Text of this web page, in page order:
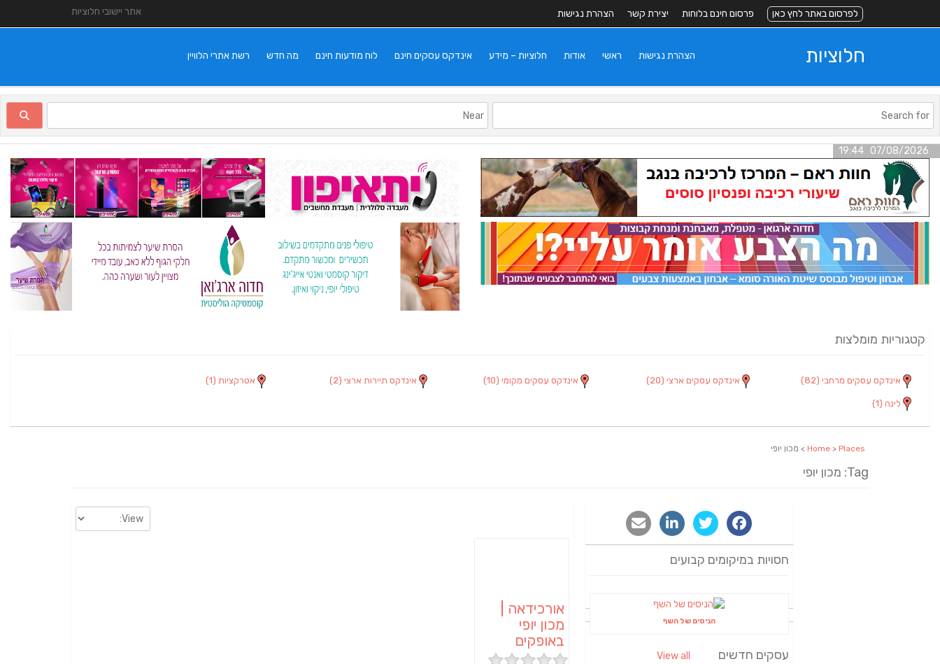
אתר יישובי חלוציות לפרסום באתר לחץ כאן פרסום חינם בלוחות יצירת קשר הצהרת נגישות
חלוציות רשת אתרי הלוויין מה חדש לוח מודעות חינם אינדקס עסקים חינם חלוציות – מידע אודות ראשי הצהרת נגישות
07/08/2026 19:44
קטגוריות מומלצות
אינדקס עסקים מרחבי (82) אינדקס עסקים ארצי (20) אינדקס עסקים מקומי (10) אינדקס תיירות ארצי (2) אטרקציות (1)
לינה (1)
Home > Places > מכון יופי
Tag: מכון יופי
אורכידאה |
מכון יופי
באופקים
חסויות במיקומים קבועים
הניסים של השף
עסקים חדשים View all